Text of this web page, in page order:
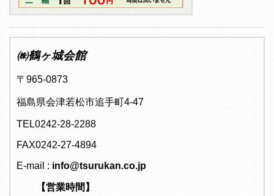
㈱鶴ヶ城会館
〒965-0873
福島県会津若松市追手町4-47
TEL0242-28-2288
FAX0242-27-4894
E-mail : info@tsurukan.co.jp
【営業時間】